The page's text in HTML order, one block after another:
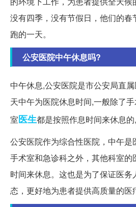
没有四季，没有节假日，他们的春
跑的一天。
公安医院中午休息吗?
中午休息,公安医院是市公安局直
天中午为医院休息时间,一般除了
室医生都是按照作息时间来休息的,
公安医院作为综合性医院，中午是
手术室和急诊科之外，其他科室的
时间来休息。这也是为了保证医务
态，更好地为患者提供高质量的医